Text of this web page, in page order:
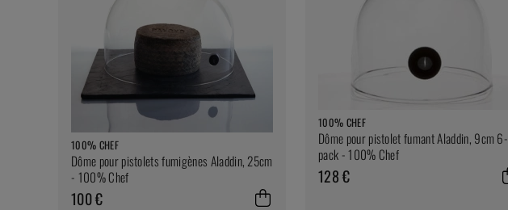
100% CHEF
Dôme pour pistolets fumigènes Aladdin, 25cm
- 100% Chef
100 €
100% CHEF
Dôme pour pistolet fumant Aladdin, 9cm 6-
pack - 100% Chef
128 €